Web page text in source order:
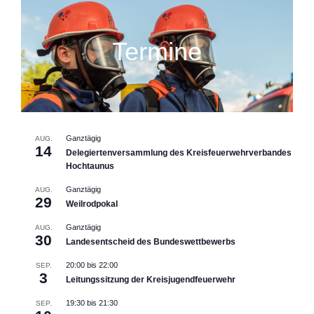
Termine
AUG.
14
Ganztägig
Delegiertenversammlung des Kreisfeuerwehrverbandes
Hochtaunus
AUG.
29
Ganztägig
Weilrodpokal
AUG.
30
Ganztägig
Landesentscheid des Bundeswettbewerbs
SEP.
3
20:00 bis 22:00
Leitungssitzung der Kreisjugendfeuerwehr
SEP. 19:30 bis 21:30